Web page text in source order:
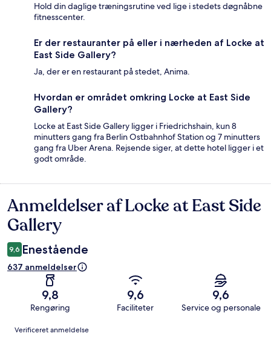
Hold din daglige træningsrutine ved lige i stedets døgnåbne
fitnesscenter.
Er der restauranter på eller i nærheden af Locke at
East Side Gallery?
Ja, der er en restaurant på stedet, Anima.
Hvordan er området omkring Locke at East Side
Gallery?
Locke at East Side Gallery ligger i Friedrichshain, kun 8
minutters gang fra Berlin Ostbahnhof Station og 7 minutters
gang fra Uber Arena. Rejsende siger, at dette hotel ligger i et
godt område.
Anmeldelser
Anmeldelser af Locke at East Side
Gallery
9,6 Enestående
637 anmeldelser
9,8
Rengøring
9,6
Faciliteter
9,6
Service og personale
Anmeldelser
Verificeret anmeldelse